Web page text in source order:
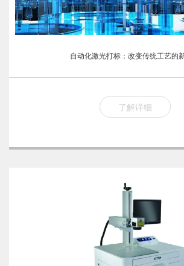
自动化激光打标：改变传统工艺的
了解详细